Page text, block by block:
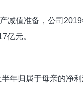
减值准备，公司
亿元。
年归属于母亲的净